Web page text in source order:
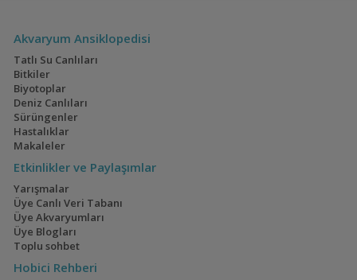
Yakışıklı Magunga
Apistogramma
Akvaryum Ansiklopedisi
Tatlı Su Canlıları
Bitkiler
Biyotoplar
Deniz Canlıları
Sürüngenler
Hastalıklar
Makaleler
Etkinlikler ve Paylaşımlar
Yarışmalar
Üye Canlı Veri Tabanı
Üye Akvaryumları
Üye Blogları
Toplu sohbet
Hobici Rehberi